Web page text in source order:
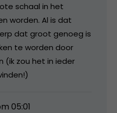
schaal in het
worden. Al is dat
dat groot genoeg is
te worden door
(ik zou het in ieder
05:01